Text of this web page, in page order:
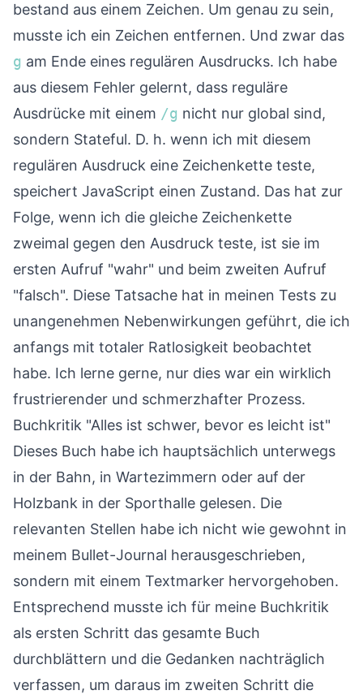
bestand aus einem Zeichen. Um genau zu sein,
musste ich ein Zeichen entfernen. Und zwar das
g am Ende eines regulären Ausdrucks. Ich habe
aus diesem Fehler gelernt, dass reguläre
Ausdrücke mit einem /g nicht nur global sind,
sondern Stateful. D. h. wenn ich mit diesem
regulären Ausdruck eine Zeichenkette teste,
speichert JavaScript einen Zustand. Das hat zur
Folge, wenn ich die gleiche Zeichenkette
zweimal gegen den Ausdruck teste, ist sie im
ersten Aufruf "wahr" und beim zweiten Aufruf
"falsch". Diese Tatsache hat in meinen Tests zu
unangenehmen Nebenwirkungen geführt, die ich
anfangs mit totaler Ratlosigkeit beobachtet
habe. Ich lerne gerne, nur dies war ein wirklich
frustrierender und schmerzhafter Prozess.
Buchkritik "Alles ist schwer, bevor es leicht ist"
Dieses Buch habe ich hauptsächlich unterwegs
in der Bahn, in Wartezimmern oder auf der
Holzbank in der Sporthalle gelesen. Die
relevanten Stellen habe ich nicht wie gewohnt in
meinem Bullet-Journal herausgeschrieben,
sondern mit einem Textmarker hervorgehoben.
Entsprechend musste ich für meine Buchkritik
als ersten Schritt das gesamte Buch
durchblättern und die Gedanken nachträglich
verfassen, um daraus im zweiten Schritt die